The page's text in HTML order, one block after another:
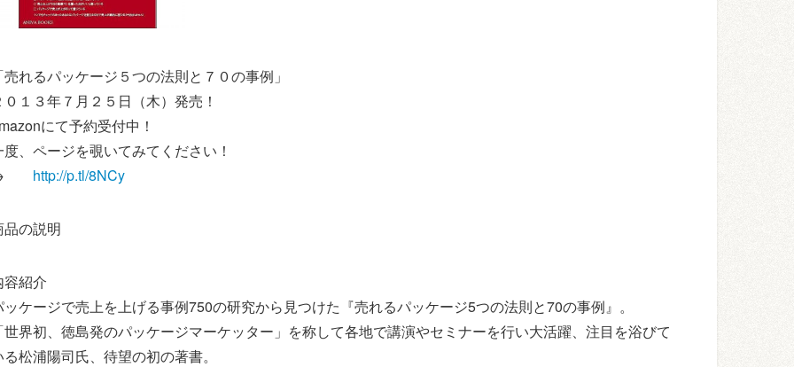
売れるパッケージ５つの法則と７０の事例」
０１３年７月２５日（木）発売！
にて予約受付中！
度、ページを覗いてみてください！
http://p.tl/8NCy
品の説明
容紹介
ッケージで売上を上げる事例750の研究から見つけた『売れるパッケージ5つの法則と70の事例』。
世界初、徳島発のパッケージマーケッター」を称して各地で講演やセミナーを行い大活躍、注目を浴びて
る松浦陽司氏、待望の初の著書。